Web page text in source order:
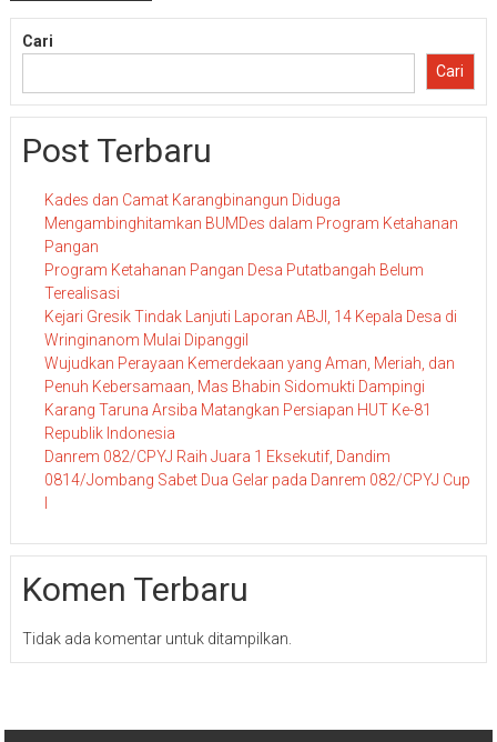
Cari
Cari
Post Terbaru
Kades dan Camat Karangbinangun Diduga
Mengambinghitamkan BUMDes dalam Program Ketahanan
Pangan
Program Ketahanan Pangan Desa Putatbangah Belum
Terealisasi
Kejari Gresik Tindak Lanjuti Laporan ABJI, 14 Kepala Desa di
Wringinanom Mulai Dipanggil
Wujudkan Perayaan Kemerdekaan yang Aman, Meriah, dan
Penuh Kebersamaan, Mas Bhabin Sidomukti Dampingi
Karang Taruna Arsiba Matangkan Persiapan HUT Ke-81
Republik Indonesia
Danrem 082/CPYJ Raih Juara 1 Eksekutif, Dandim
0814/Jombang Sabet Dua Gelar pada Danrem 082/CPYJ Cup
Komen Terbaru
Tidak ada komentar untuk ditampilkan.